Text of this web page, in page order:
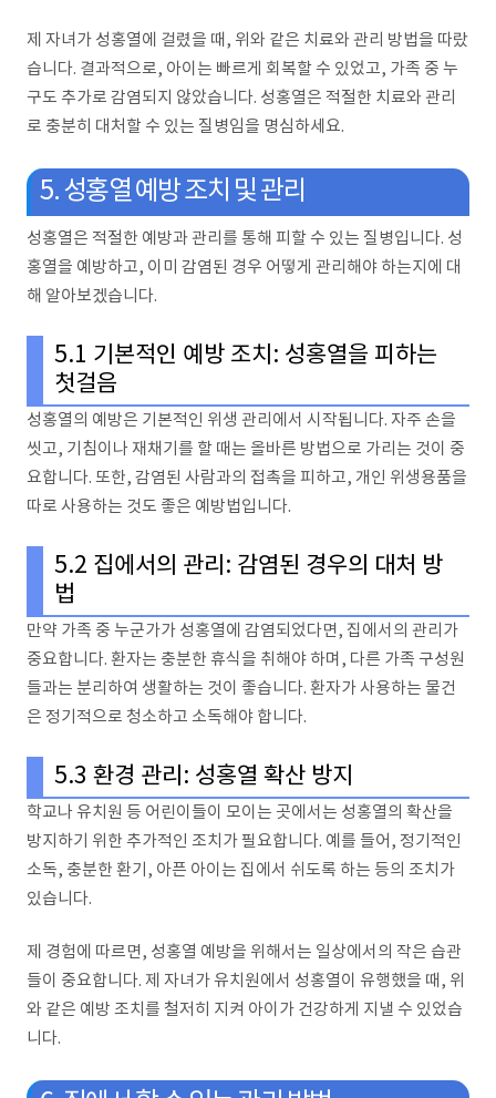
제 자녀가 성홍열에 걸렸을 때, 위와 같은 치료와 관리 방법을 따랐
습니다. 결과적으로, 아이는 빠르게 회복할 수 있었고, 가족 중 누
구도 추가로 감염되지 않았습니다. 성홍열은 적절한 치료와 관리
로 충분히 대처할 수 있는 질병임을 명심하세요.
5. 성홍열 예방 조치 및 관리
성홍열은 적절한 예방과 관리를 통해 피할 수 있는 질병입니다. 성
홍열을 예방하고, 이미 감염된 경우 어떻게 관리해야 하는지에 대
해 알아보겠습니다.
5.1 기본적인 예방 조치: 성홍열을 피하는
첫걸음
성홍열의 예방은 기본적인 위생 관리에서 시작됩니다. 자주 손을
씻고, 기침이나 재채기를 할 때는 올바른 방법으로 가리는 것이 중
요합니다. 또한, 감염된 사람과의 접촉을 피하고, 개인 위생용품을
따로 사용하는 것도 좋은 예방법입니다.
5.2 집에서의 관리: 감염된 경우의 대처 방
법
만약 가족 중 누군가가 성홍열에 감염되었다면, 집에서의 관리가
중요합니다. 환자는 충분한 휴식을 취해야 하며, 다른 가족 구성원
들과는 분리하여 생활하는 것이 좋습니다. 환자가 사용하는 물건
은 정기적으로 청소하고 소독해야 합니다.
5.3 환경 관리: 성홍열 확산 방지
학교나 유치원 등 어린이들이 모이는 곳에서는 성홍열의 확산을
방지하기 위한 추가적인 조치가 필요합니다. 예를 들어, 정기적인
소독, 충분한 환기, 아픈 아이는 집에서 쉬도록 하는 등의 조치가
있습니다.
제 경험에 따르면, 성홍열 예방을 위해서는 일상에서의 작은 습관
들이 중요합니다. 제 자녀가 유치원에서 성홍열이 유행했을 때, 위
와 같은 예방 조치를 철저히 지켜 아이가 건강하게 지낼 수 있었습
니다.